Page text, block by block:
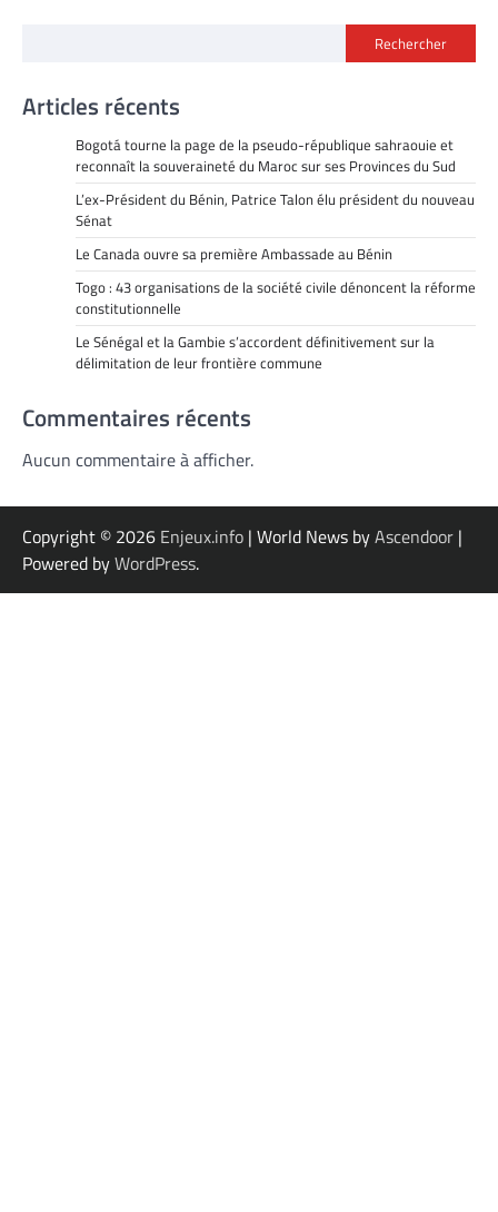
Rechercher
Articles récents
Bogotá tourne la page de la pseudo-république sahraouie et
reconnaît la souveraineté du Maroc sur ses Provinces du Sud
L’ex-Président du Bénin, Patrice Talon élu président du nouveau
Sénat
Le Canada ouvre sa première Ambassade au Bénin
Togo : 43 organisations de la société civile dénoncent la réforme
constitutionnelle
Le Sénégal et la Gambie s’accordent définitivement sur la
délimitation de leur frontière commune
Commentaires récents
Aucun commentaire à afficher.
Copyright © 2026 Enjeux.info | World News byAscendoor |
Powered byWordPress.